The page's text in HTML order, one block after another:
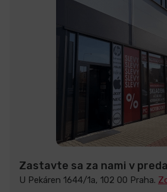
Zastavte sa za nami v
U Pekáren 1644/1a, 102 00 Praha.